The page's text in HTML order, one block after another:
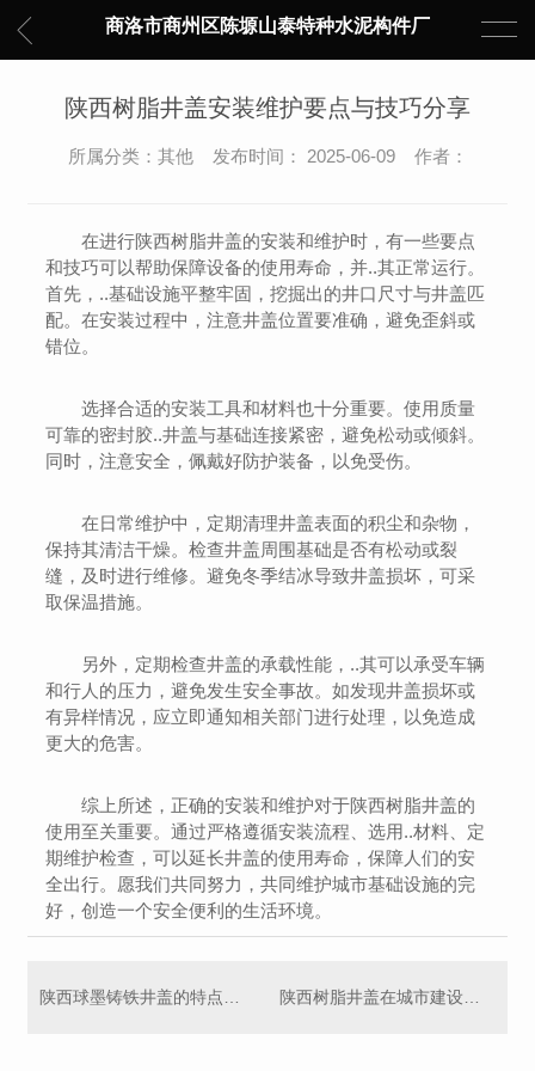
商洛市商州区陈塬山泰特种水泥构件厂
陕西树脂井盖安装维护要点与技巧分享
所属分类：其他 发布时间： 2025-06-09 作者：
在进行陕西树脂井盖的安装和维护时，有一些要点
和技巧可以帮助保障设备的使用寿命，并..其正常运行。
首先，..基础设施平整牢固，挖掘出的井口尺寸与井盖匹
配。在安装过程中，注意井盖位置要准确，避免歪斜或
错位。
选择合适的安装工具和材料也十分重要。使用质量
可靠的密封胶..井盖与基础连接紧密，避免松动或倾斜。
同时，注意安全，佩戴好防护装备，以免受伤。
在日常维护中，定期清理井盖表面的积尘和杂物，
保持其清洁干燥。检查井盖周围基础是否有松动或裂
缝，及时进行维修。避免冬季结冰导致井盖损坏，可采
取保温措施。
另外，定期检查井盖的承载性能，..其可以承受车辆
和行人的压力，避免发生安全事故。如发现井盖损坏或
有异样情况，应立即通知相关部门进行处理，以免造成
更大的危害。
综上所述，正确的安装和维护对于陕西树脂井盖的
使用至关重要。通过严格遵循安装流程、选用..材料、定
期维护检查，可以延长井盖的使用寿命，保障人们的安
全出行。愿我们共同努力，共同维护城市基础设施的完
好，创造一个安全便利的生活环境。